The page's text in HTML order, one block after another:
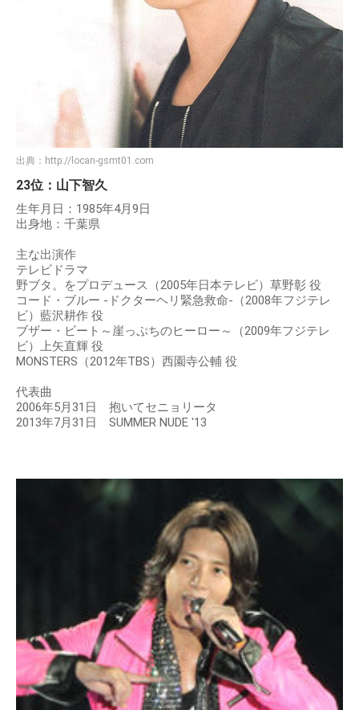
出典： http://locan-gsmt01.com
23位：山下智久
生年月日：1985年4月9日
出身地：千葉県
主な出演作
テレビドラマ
野ブタ。をプロデュース（2005年日本テレビ）草野彰 役
コード・ブルー -ドクターヘリ緊急救命-（2008年フジテレ
ビ）藍沢耕作 役
ブザー・ビート～崖っぷちのヒーロー～（2009年フジテレ
ビ）上矢直輝 役
MONSTERS（2012年TBS）西園寺公輔 役
代表曲
2006年5月31日 抱いてセニョリータ
2013年7月31日 SUMMER NUDE '13